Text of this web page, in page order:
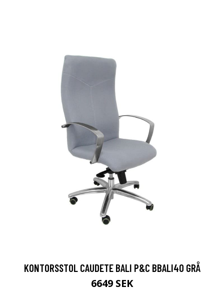
KONTORSSTOL CAUDETE BALI P&C BBALI40 GRÅ
6649 SEK